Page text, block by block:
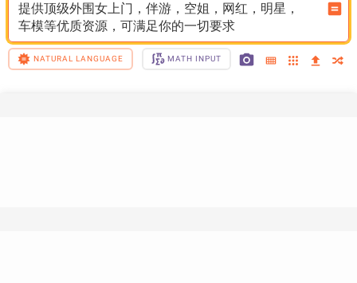
提供顶级外围女上门，伴游，空姐，网红，明星，
车模等优质资源，可满足你的一切要求
NATURAL LANGUAGE MATH INPUT